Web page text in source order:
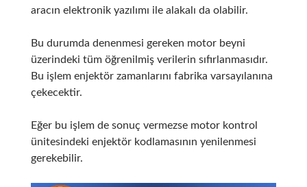
aracın elektronik yazılımı ile alakalı da olabilir.
Bu durumda denenmesi gereken motor beyni
üzerindeki tüm öğrenilmiş verilerin sıfırlanmasıdır.
Bu işlem enjektör zamanlarını fabrika varsayılanına
çekecektir.
Eğer bu işlem de sonuç vermezse motor kontrol
ünitesindeki enjektör kodlamasının yenilenmesi
gerekebilir.